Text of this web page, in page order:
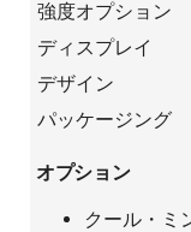
強度オプション
ディスプレイ
デザイン
パッケージング
オプション
クール・ミ